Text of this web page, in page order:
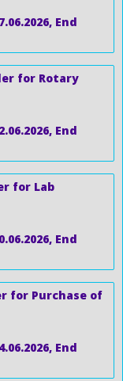
End
for Rotary
End
for Lab
End
for Purchase of
End